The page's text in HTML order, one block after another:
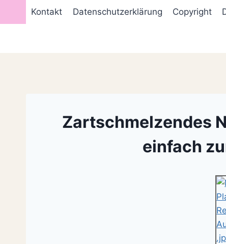
Kontakt Datenschutzerklärung Copyright
Zartschmelzendes
einfach